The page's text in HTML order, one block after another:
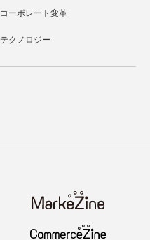
コーポレート変革
テクノロジー